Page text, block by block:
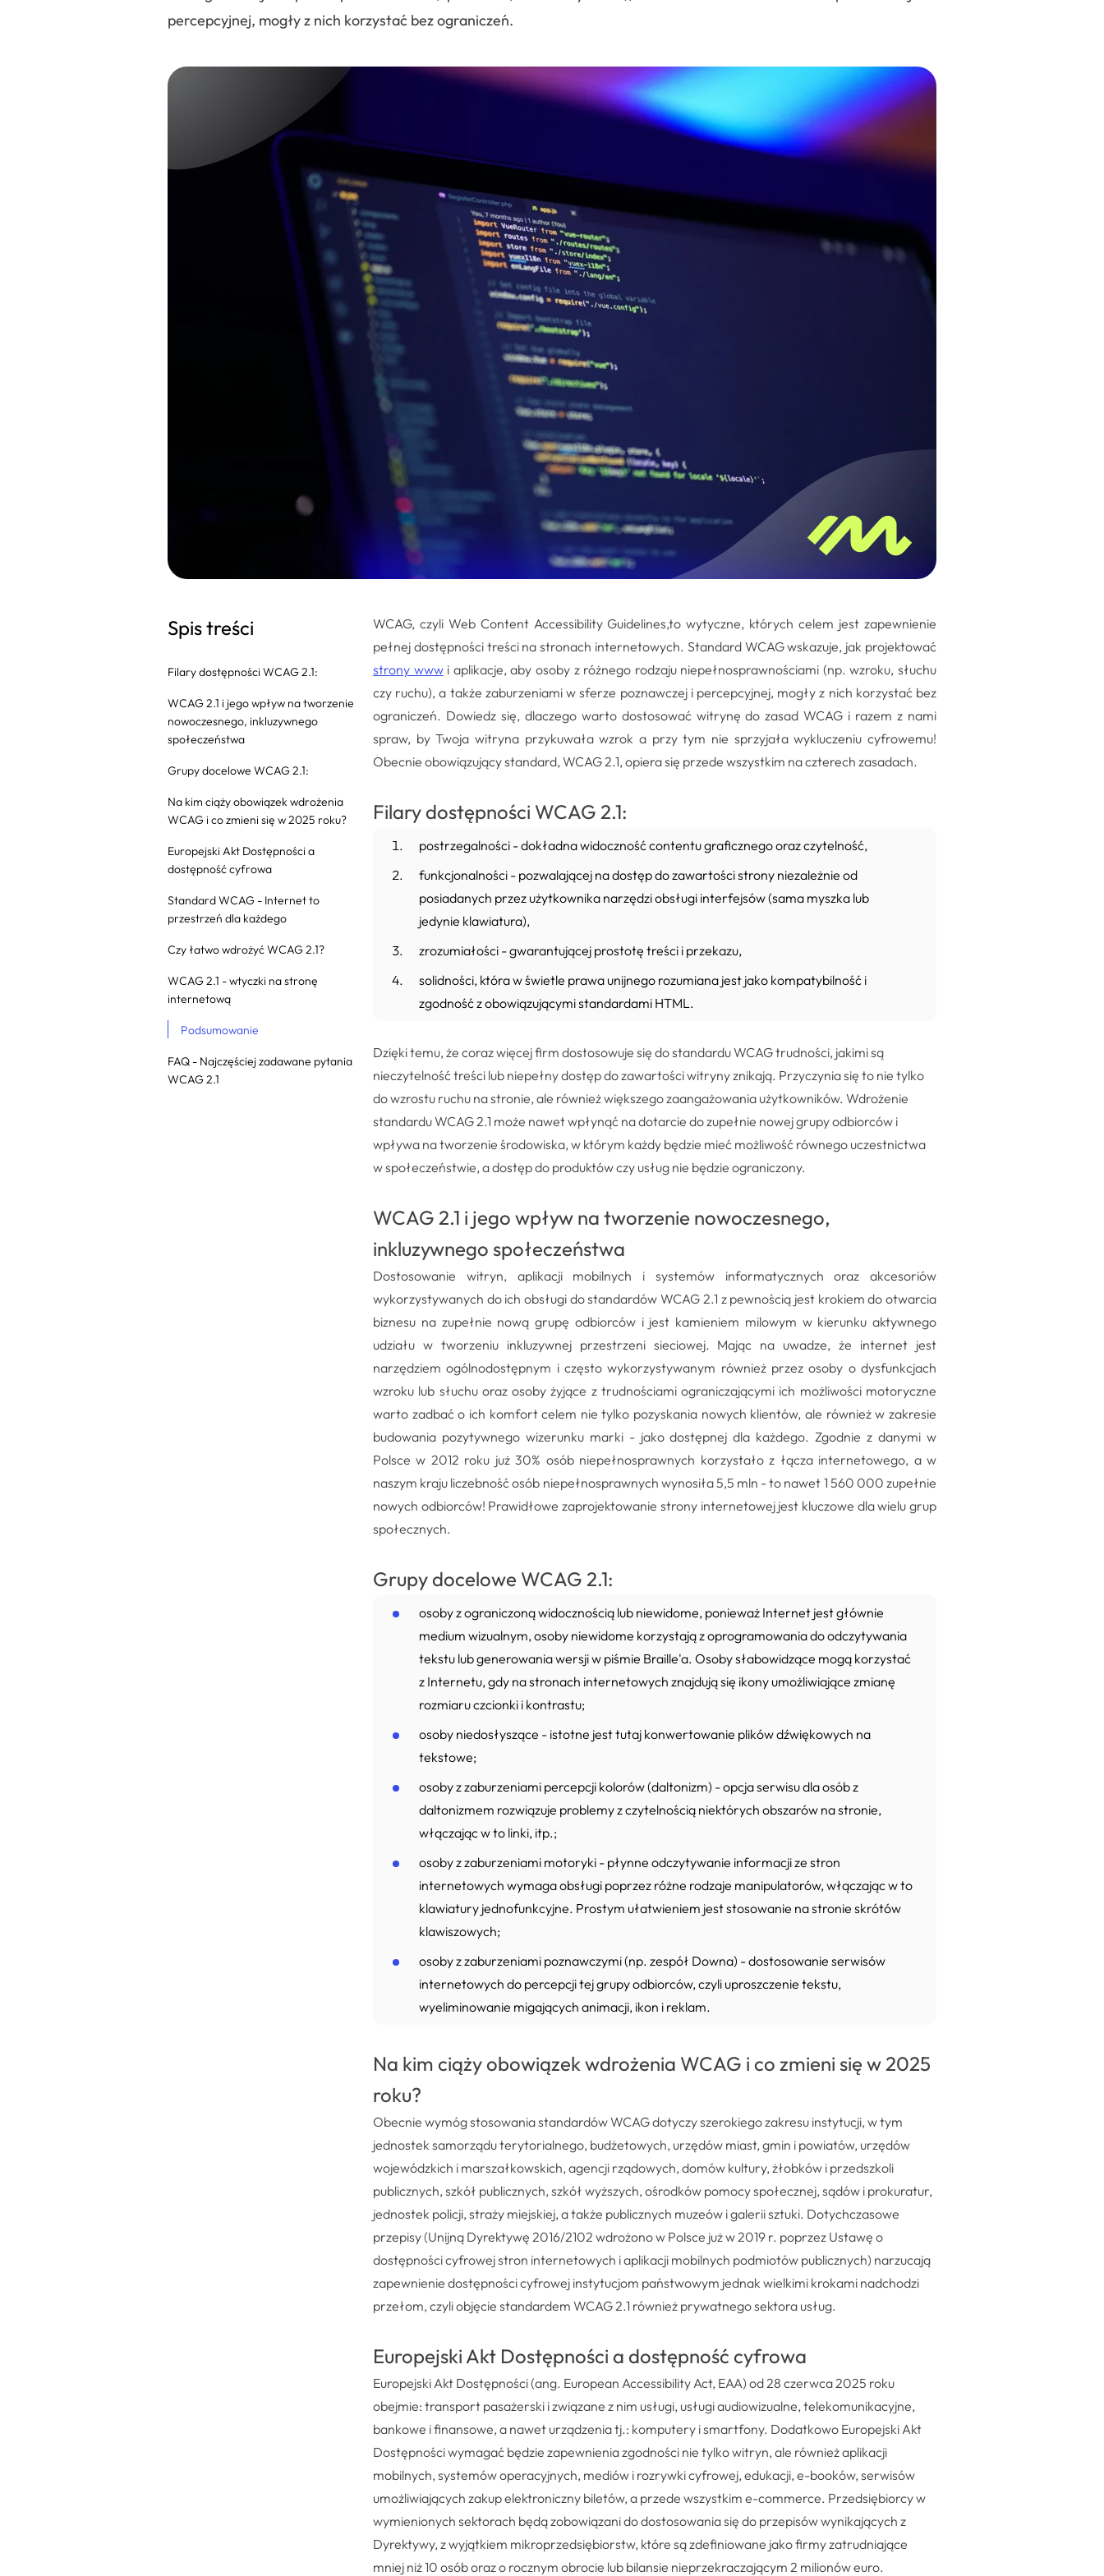
percepcyjnej, mogły z nich korzystać bez ograniczeń.
Spis treści
Filary dostępności WCAG 2.1:
WCAG 2.1 i jego wpływ na tworzenie
nowoczesnego, inkluzywnego
społeczeństwa
Grupy docelowe WCAG 2.1:
Na kim ciąży obowiązek wdrożenia
WCAG i co zmieni się w 2025 roku?
Europejski Akt Dostępności a
dostępność cyfrowa
Standard WCAG - Internet to
przestrzeń dla każdego
Czy łatwo wdrożyć WCAG 2.1?
WCAG 2.1 - wtyczki na stronę
internetową
Podsumowanie
FAQ - Najczęściej zadawane pytania
WCAG 2.1
WCAG, czyli Web Content Accessibility Guidelines,to wytyczne, których celem jest zapewnienie
pełnej dostępności treści na stronach internetowych. Standard WCAG wskazuje, jak projektować
strony wwwi aplikacje, aby osoby z różnego rodzaju niepełnosprawnościami (np. wzroku, słuchu
czy ruchu), a także zaburzeniami w sferze poznawczej i percepcyjnej, mogły z nich korzystać bez
ograniczeń. Dowiedz się, dlaczego warto dostosować witrynę do zasad WCAG i razem z nami
spraw, by Twoja witryna przykuwała wzrok a przy tym nie sprzyjała wykluczeniu cyfrowemu!
Obecnie obowiązujący standard, WCAG 2.1, opiera się przede wszystkim na czterech zasadach.
Filary dostępności WCAG 2.1:
postrzegalności - dokładna widoczność contentu graficznego oraz czytelność,
funkcjonalności - pozwalającej na dostęp do zawartości strony niezależnie od
posiadanych przez użytkownika narzędzi obsługi interfejsów (sama myszka lub
jedynie klawiatura),
zrozumiałości - gwarantującej prostotę treści i przekazu,
solidności, która w świetle prawa unijnego rozumiana jest jako kompatybilność i
zgodność z obowiązującymi standardami HTML.
Dzięki temu, że coraz więcej firm dostosowuje się do standardu WCAG trudności, jakimi są
nieczytelność treści lub niepełny dostęp do zawartości witryny znikają. Przyczynia się to nie tylko
do wzrostu ruchu na stronie, ale również większego zaangażowania użytkowników. Wdrożenie
standardu WCAG 2.1 może nawet wpłynąć na dotarcie do zupełnie nowej grupy odbiorców i
wpływa na tworzenie środowiska, w którym każdy będzie mieć możliwość równego uczestnictwa
w społeczeństwie, a dostęp do produktów czy usług nie będzie ograniczony.
WCAG 2.1 i jego wpływ na tworzenie nowoczesnego,
inkluzywnego społeczeństwa
Dostosowanie witryn, aplikacji mobilnych i systemów informatycznych oraz akcesoriów
wykorzystywanych do ich obsługi do standardów WCAG 2.1 z pewnością jest krokiem do otwarcia
biznesu na zupełnie nową grupę odbiorców i jest kamieniem milowym w kierunku aktywnego
udziału w tworzeniu inkluzywnej przestrzeni sieciowej. Mając na uwadze, że internet jest
narzędziem ogólnodostępnym i często wykorzystywanym również przez osoby o dysfunkcjach
wzroku lub słuchu oraz osoby żyjące z trudnościami ograniczającymi ich możliwości motoryczne
warto zadbać o ich komfort celem nie tylko pozyskania nowych klientów, ale również w zakresie
budowania pozytywnego wizerunku marki - jako dostępnej dla każdego. Zgodnie z danymi w
Polsce w 2012 roku już 30% osób niepełnosprawnych korzystało z łącza internetowego, a w
naszym kraju liczebność osób niepełnosprawnych wynosiła 5,5 mln - to nawet 1 560 000 zupełnie
nowych odbiorców! Prawidłowe zaprojektowanie strony internetowej jest kluczowe dla wielu grup
społecznych.
Grupy docelowe WCAG 2.1:
osoby z ograniczoną widocznością lub niewidome, ponieważ Internet jest głównie
medium wizualnym, osoby niewidome korzystają z oprogramowania do odczytywania
tekstu lub generowania wersji w piśmie Braille'a. Osoby słabowidzące mogą korzystać
z Internetu, gdy na stronach internetowych znajdują się ikony umożliwiające zmianę
rozmiaru czcionki i kontrastu;
osoby niedosłyszące - istotne jest tutaj konwertowanie plików dźwiękowych na
tekstowe;
osoby z zaburzeniami percepcji kolorów (daltonizm) - opcja serwisu dla osób z
daltonizmem rozwiązuje problemy z czytelnością niektórych obszarów na stronie,
włączając w to linki, itp.;
osoby z zaburzeniami motoryki - płynne odczytywanie informacji ze stron
internetowych wymaga obsługi poprzez różne rodzaje manipulatorów, włączając w to
klawiatury jednofunkcyjne. Prostym ułatwieniem jest stosowanie na stronie skrótów
klawiszowych;
osoby z zaburzeniami poznawczymi (np. zespół Downa) - dostosowanie serwisów
internetowych do percepcji tej grupy odbiorców, czyli uproszczenie tekstu,
wyeliminowanie migających animacji, ikon i reklam.
Na kim ciąży obowiązek wdrożenia WCAG i co zmieni się w 2025
roku?
Obecnie wymóg stosowania standardów WCAG dotyczy szerokiego zakresu instytucji, w tym
jednostek samorządu terytorialnego, budżetowych, urzędów miast, gmin i powiatów, urzędów
wojewódzkich i marszałkowskich, agencji rządowych, domów kultury, żłobków i przedszkoli
publicznych, szkół publicznych, szkół wyższych, ośrodków pomocy społecznej, sądów i prokuratur,
jednostek policji, straży miejskiej, a także publicznych muzeów i galerii sztuki. Dotychczasowe
przepisy (Unijną Dyrektywę 2016/2102 wdrożono w Polsce już w 2019 r. poprzez Ustawę o
dostępności cyfrowej stron internetowych i aplikacji mobilnych podmiotów publicznych) narzucają
zapewnienie dostępności cyfrowej instytucjom państwowym jednak wielkimi krokami nadchodzi
przełom, czyli objęcie standardem WCAG 2.1 również prywatnego sektora usług.
Europejski Akt Dostępności a dostępność cyfrowa
Europejski Akt Dostępności (ang. European Accessibility Act, EAA) od 28 czerwca 2025 roku
obejmie: transport pasażerski i związane z nim usługi, usługi audiowizualne, telekomunikacyjne,
bankowe i finansowe, a nawet urządzenia tj.: komputery i smartfony. Dodatkowo Europejski Akt
Dostępności wymagać będzie zapewnienia zgodności nie tylko witryn, ale również aplikacji
mobilnych, systemów operacyjnych, mediów i rozrywki cyfrowej, edukacji, e-booków, serwisów
umożliwiających zakup elektroniczny biletów, a przede wszystkim e-commerce. Przedsiębiorcy w
wymienionych sektorach będą zobowiązani do dostosowania się do przepisów wynikających z
Dyrektywy, z wyjątkiem mikroprzedsiębiorstw, które są zdefiniowane jako firmy zatrudniające
mniej niż 10 osób oraz o rocznym obrocie lub bilansie nieprzekraczającym 2 milionów euro.